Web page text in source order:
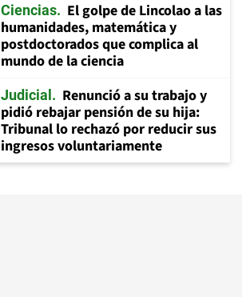
Ciencias
El golpe de Lincolao a las
humanidades, matemática y
postdoctorados que complica al
mundo de la ciencia
Judicial
Renunció a su trabajo y
pidió rebajar pensión de su hija:
Tribunal lo rechazó por reducir sus
ingresos voluntariamente